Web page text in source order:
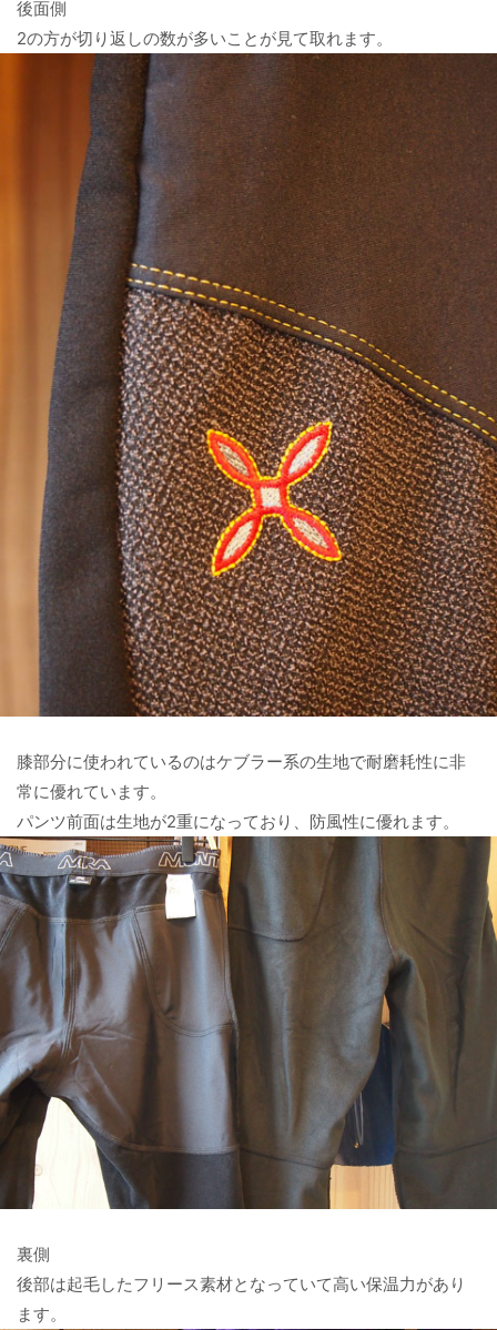
後面側
2の方が切り返しの数が多いことが見て取れます。
膝部分に使われているのはケブラー系の生地で耐磨耗性に非
常に優れています。
パンツ前面は生地が2重になっており、防風性に優れます。
裏側
後部は起毛したフリース素材となっていて高い保温力があり
ます。